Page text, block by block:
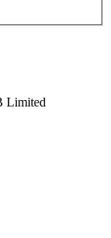
Limited